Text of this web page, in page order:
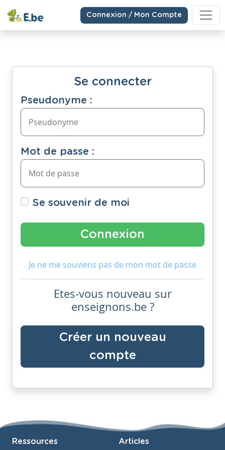
Connexion / Mon Compte
Se connecter
Pseudonyme :
Mot de passe :
Se souvenir de moi
Je ne me souviens pas de mon mot de passe
Etes-vous nouveau sur
enseignons.be ?
Créer un nouveau
compte
Ressources Articles